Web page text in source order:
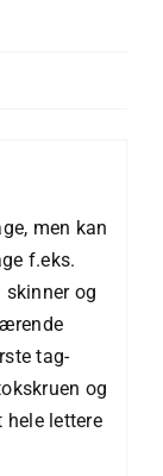
men kan
f.eks.
og
tag-
og
lettere